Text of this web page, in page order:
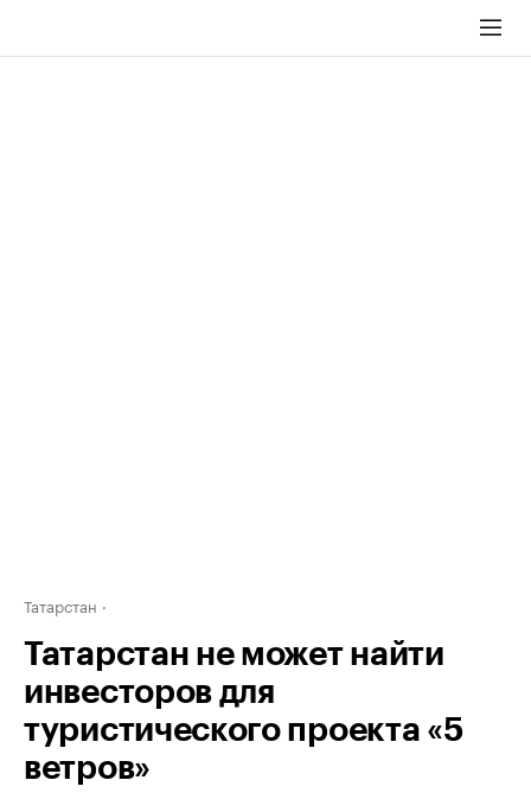
Татарстан
Татарстан не может найти
инвесторов для
туристического проекта «5
ветров»